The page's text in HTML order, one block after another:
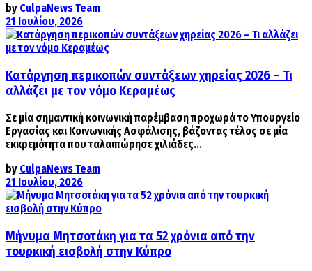
by CulpaNews Team
21 Ιουλίου, 2026
Κατάργηση περικοπών συντάξεων χηρείας 2026 – Τι
αλλάζει με τον νόμο Κεραμέως
Σε μία σημαντική κοινωνική παρέμβαση προχωρά το Υπουργείο
Εργασίας και Κοινωνικής Ασφάλισης, βάζοντας τέλος σε μία
εκκρεμότητα που ταλαιπώρησε χιλιάδες...
by CulpaNews Team
21 Ιουλίου, 2026
Μήνυμα Μητσοτάκη για τα 52 χρόνια από την
τουρκική εισβολή στην Κύπρο